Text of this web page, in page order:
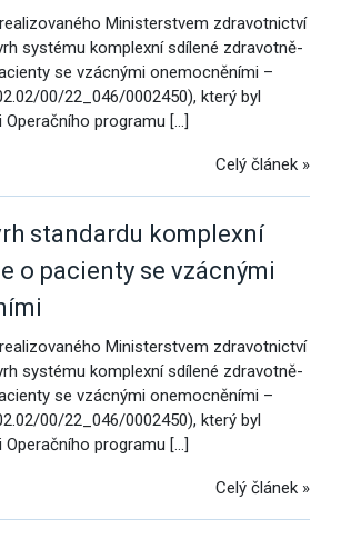
Ministerstvem zdravotnictví
systému komplexní sdílené zdravotně-
se vzácnými onemocněními –
00/22_046/0002450), který byl
programu […]
Celý článek »
standardu komplexní
o pacienty se vzácnými
Ministerstvem zdravotnictví
systému komplexní sdílené zdravotně-
se vzácnými onemocněními –
00/22_046/0002450), který byl
programu […]
Celý článek »